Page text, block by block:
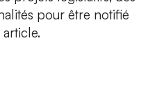
pour être notifié